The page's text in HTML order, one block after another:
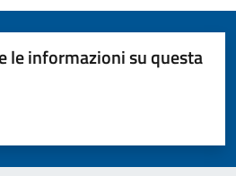
le informazioni su questa
stelle su 5
su 5
5